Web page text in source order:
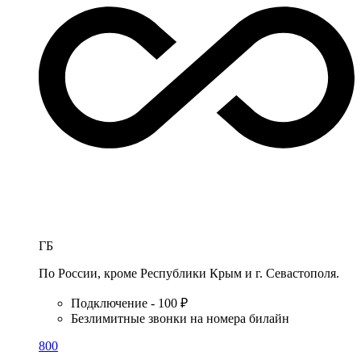
ГБ
По России, кроме Республики Крым и г. Севастополя.
Подключение - 100 ₽
Безлимитные звонки на номера билайн
800